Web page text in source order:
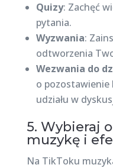
Quizy: Zachęć
pytania.
Wyzwania:
odtworzenia
Wezwania do
o pozostawienie
udziału w
5. Wybieraj
muzykę i
Na TikToku